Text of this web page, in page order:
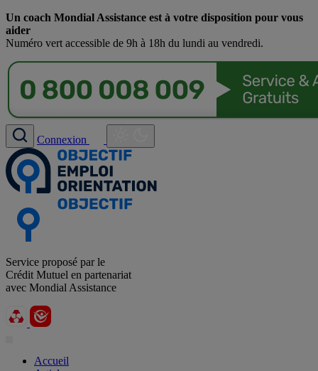
Un coach Mondial Assistance est à votre disposition pour vous
aider
Numéro vert accessible de 9h à 18h du lundi au vendredi.
Connexion
Service proposé par le
Crédit Mutuel en partenariat
avec Mondial Assistance
Accueil